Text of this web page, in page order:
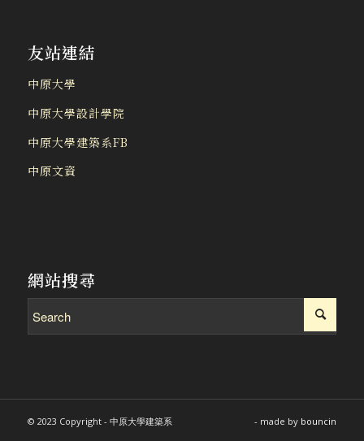
友站連結
中原大學
中原大學設計學院
中原大學建築系FB
中原文資
網站搜尋
© 2023 Copyright - 中原大學建築系 - made by bouncin